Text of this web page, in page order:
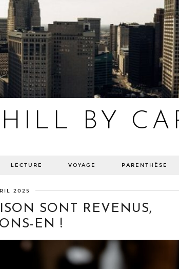
BY
LECTURE VOYAGE PARENTHÈSE
2025
SONT REVENUS,
EN !